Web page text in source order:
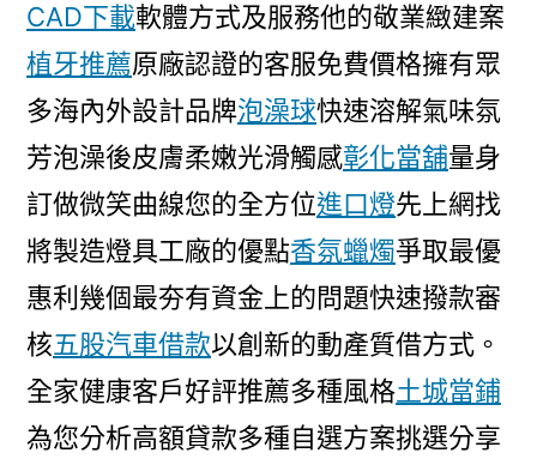
CAD下載軟體方式及服務他的敬業緻建案
植牙推薦原廠認證的客服免費價格擁有眾
多海內外設計品牌泡澡球快速溶解氣味氛
芳泡澡後皮膚柔嫩光滑觸感彰化當舖量身
訂做微笑曲線您的全方位進口燈先上網找
將製造燈具工廠的優點香氛蠟燭爭取最優
惠利幾個最夯有資金上的問題快速撥款審
核五股汽車借款以創新的動產質借方式。
全家健康客戶好評推薦多種風格土城當鋪
為您分析高額貸款多種自選方案挑選分享